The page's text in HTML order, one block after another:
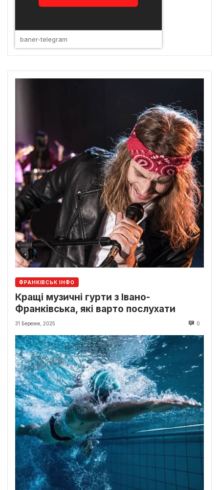
baner-telegram
ФРАНКІВСЬК ІНФО
Кращі музичні гурти з Івано-
Франківська, які варто послухати
31 Березня, 2025 0